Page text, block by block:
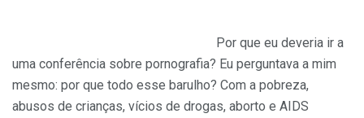
Por que eu deveria ir a
uma conferência sobre pornografia? Eu perguntava a mim
mesmo: por que todo esse barulho? Com a pobreza,
abusos de crianças, vícios de drogas, aborto e AIDS